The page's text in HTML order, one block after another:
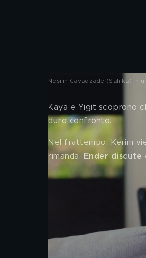
Nesrin Cavadzade (Sahika) in
Kaya e Yigit scoprono
duro confronto.
Nel frattempo, Kerim
rimanda.
Ender discute